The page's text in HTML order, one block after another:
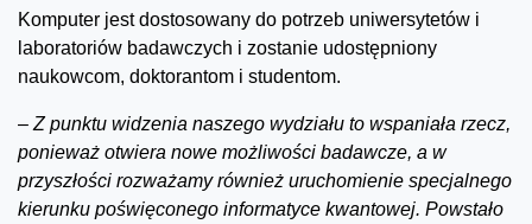
Komputer jest dostosowany do potrzeb uniwersytetów i
laboratoriów badawczych i zostanie udostępniony
naukowcom, doktorantom i studentom.
– Z punktu widzenia naszego wydziału to wspaniała rzecz,
ponieważ otwiera nowe możliwości badawcze, a w
przyszłości rozważamy również uruchomienie specjalnego
kierunku poświęconego informatyce kwantowej. Powstało